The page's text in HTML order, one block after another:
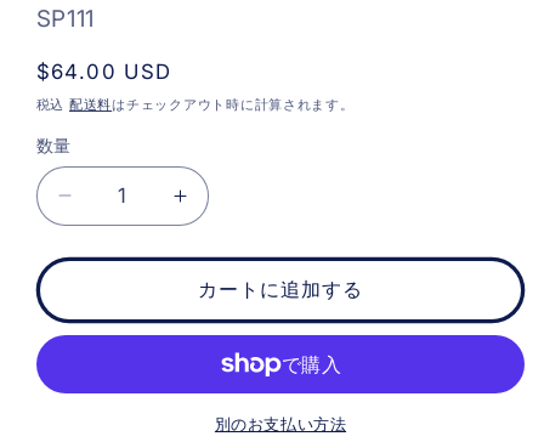
ィ
ア
を
開
く
SKU:
SP111
通
常
格
$64.00 USD
税込 配送料はチェックアウト時に計算されます。
数量
Toyota
Celica
SP111【USED】
の
SCX
Toyota
Celica
SP111【USED】
の
カートに追加する
別のお支払い方法